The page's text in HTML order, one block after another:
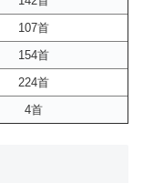
107首
154首
224首
4首